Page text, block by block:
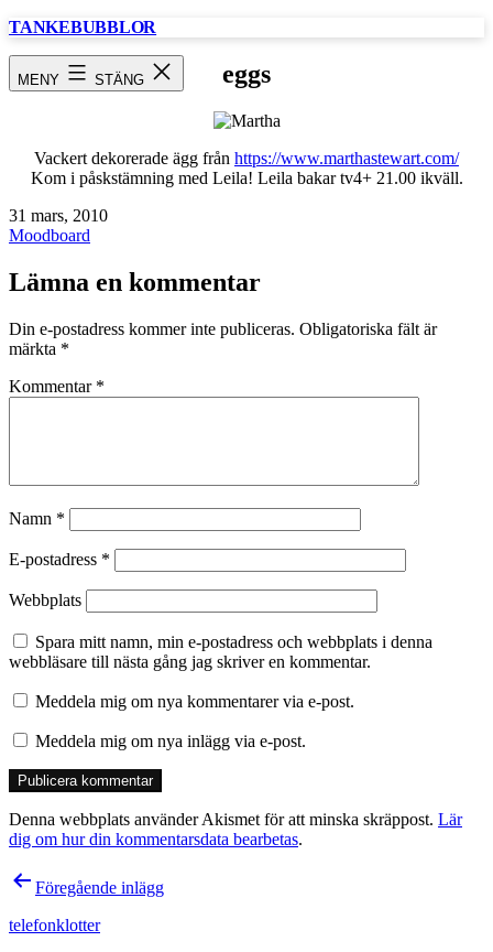
Hoppa
TANKEBUBBLOR
MENY STÄNG eggs
Vackert dekorerade ägg från https://www.marthastewart.com/
Kom i påskstämning med Leila! Leila bakar tv4+ 21.00 ikväll.
Publicerat
den
31 mars, 2010
Kategoriserat
Moodboard
Lämna en kommentar
Din e-postadress kommer inte publiceras. Obligatoriska fält är
märkta *
Kommentar *
Namn *
E-postadress *
Webbplats
Spara mitt namn, min e-postadress och webbplats i denna
webbläsare till nästa gång jag skriver en kommentar.
Meddela mig om nya kommentarer via e-post.
Meddela mig om nya inlägg via e-post.
Denna webbplats använder Akismet för att minska skräppost. Lär
dig om hur din kommentarsdata bearbetas.
Inläggsnavigering
Föregående inlägg
telefonklotter